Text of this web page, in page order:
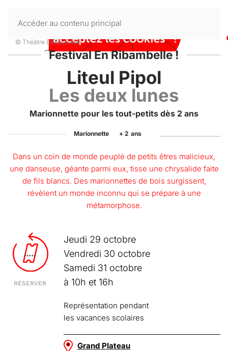
Accéder au contenu principal
© Théâtre Désaccordé-
Festival En Ribambelle !
Liteul Pipol
Les deux lunes
Marionnette pour les tout-petits dès 2 ans
Marionnette + 2 ans
Dans un coin de monde peuplé de petits êtres malicieux,
une danseuse, géante parmi eux, tisse une chrysalide faite
de fils blancs. Des marionnettes de bois surgissent,
révèlent un monde inconnu qui se prépare à une
métamorphose.
RÉSERVER
Jeudi 29 octobre
Vendredi 30 octobre
Samedi 31 octobre
à 10h et 16h
Représentation pendant
les vacances scolaires
Grand Plateau